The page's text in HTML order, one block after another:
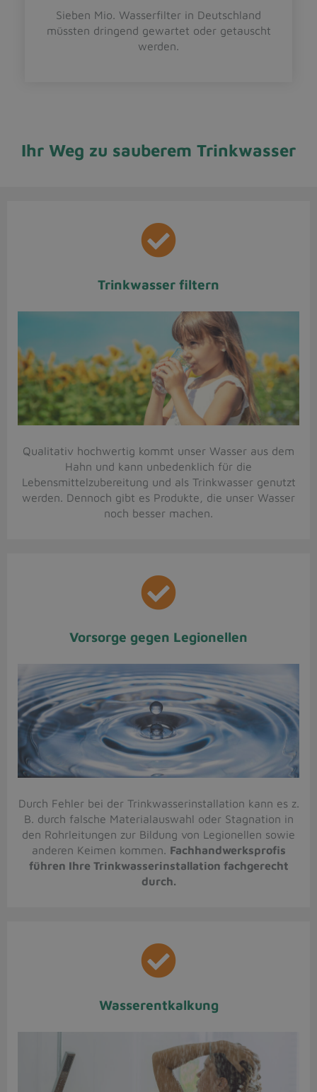
Sieben Mio. Wasserfilter in Deutschland
müssten dringend gewartet oder getauscht
werden.
Ihr Weg zu sauberem Trinkwasser
Trinkwasser filtern
Qualitativ hochwertig kommt unser Wasser aus dem
Hahn und kann unbedenklich für die
Lebensmittelzubereitung und als Trinkwasser genutzt
werden. Dennoch gibt es Produkte, die unser Wasser
noch besser machen.
Vorsorge gegen Legionellen
Durch Fehler bei der Trinkwasserinstallation kann es z.
B. durch falsche Materialauswahl oder Stagnation in
den Rohrleitungen zur Bildung von Legionellen sowie
anderen Keimen kommen. Fachhandwerksprofis
führen Ihre Trinkwasserinstallation fachgerecht
durch.
Wasserentkalkung